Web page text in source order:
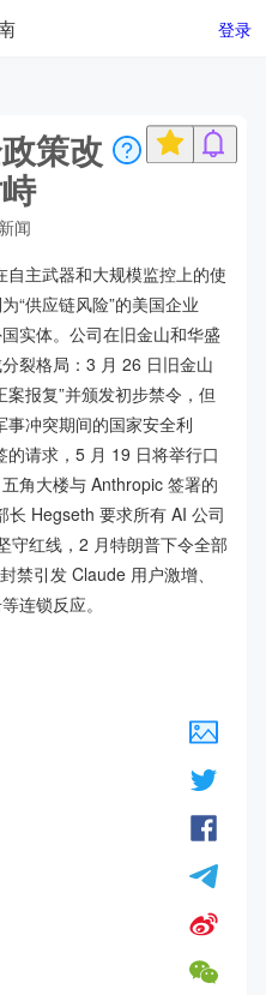
登录
策改
闻
主武器和大规模监控上的使
“供应链风险”的美国企业
实体。公司在旧金山和华盛
裂格局：3 月 26 日旧金山
报复”并颁发初步禁令，但
事冲突期间的国家安全利
的请求，5 月 19 日将举行口
角大楼与 Anthropic 签署的
Hegseth 要求所有 AI 公司
守红线，2 月特朗普下令全部
禁引发 Claude 用户激增、
连锁反应。